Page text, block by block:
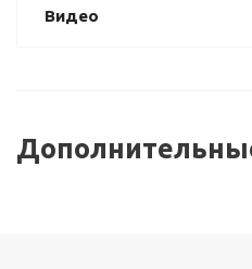
Видео